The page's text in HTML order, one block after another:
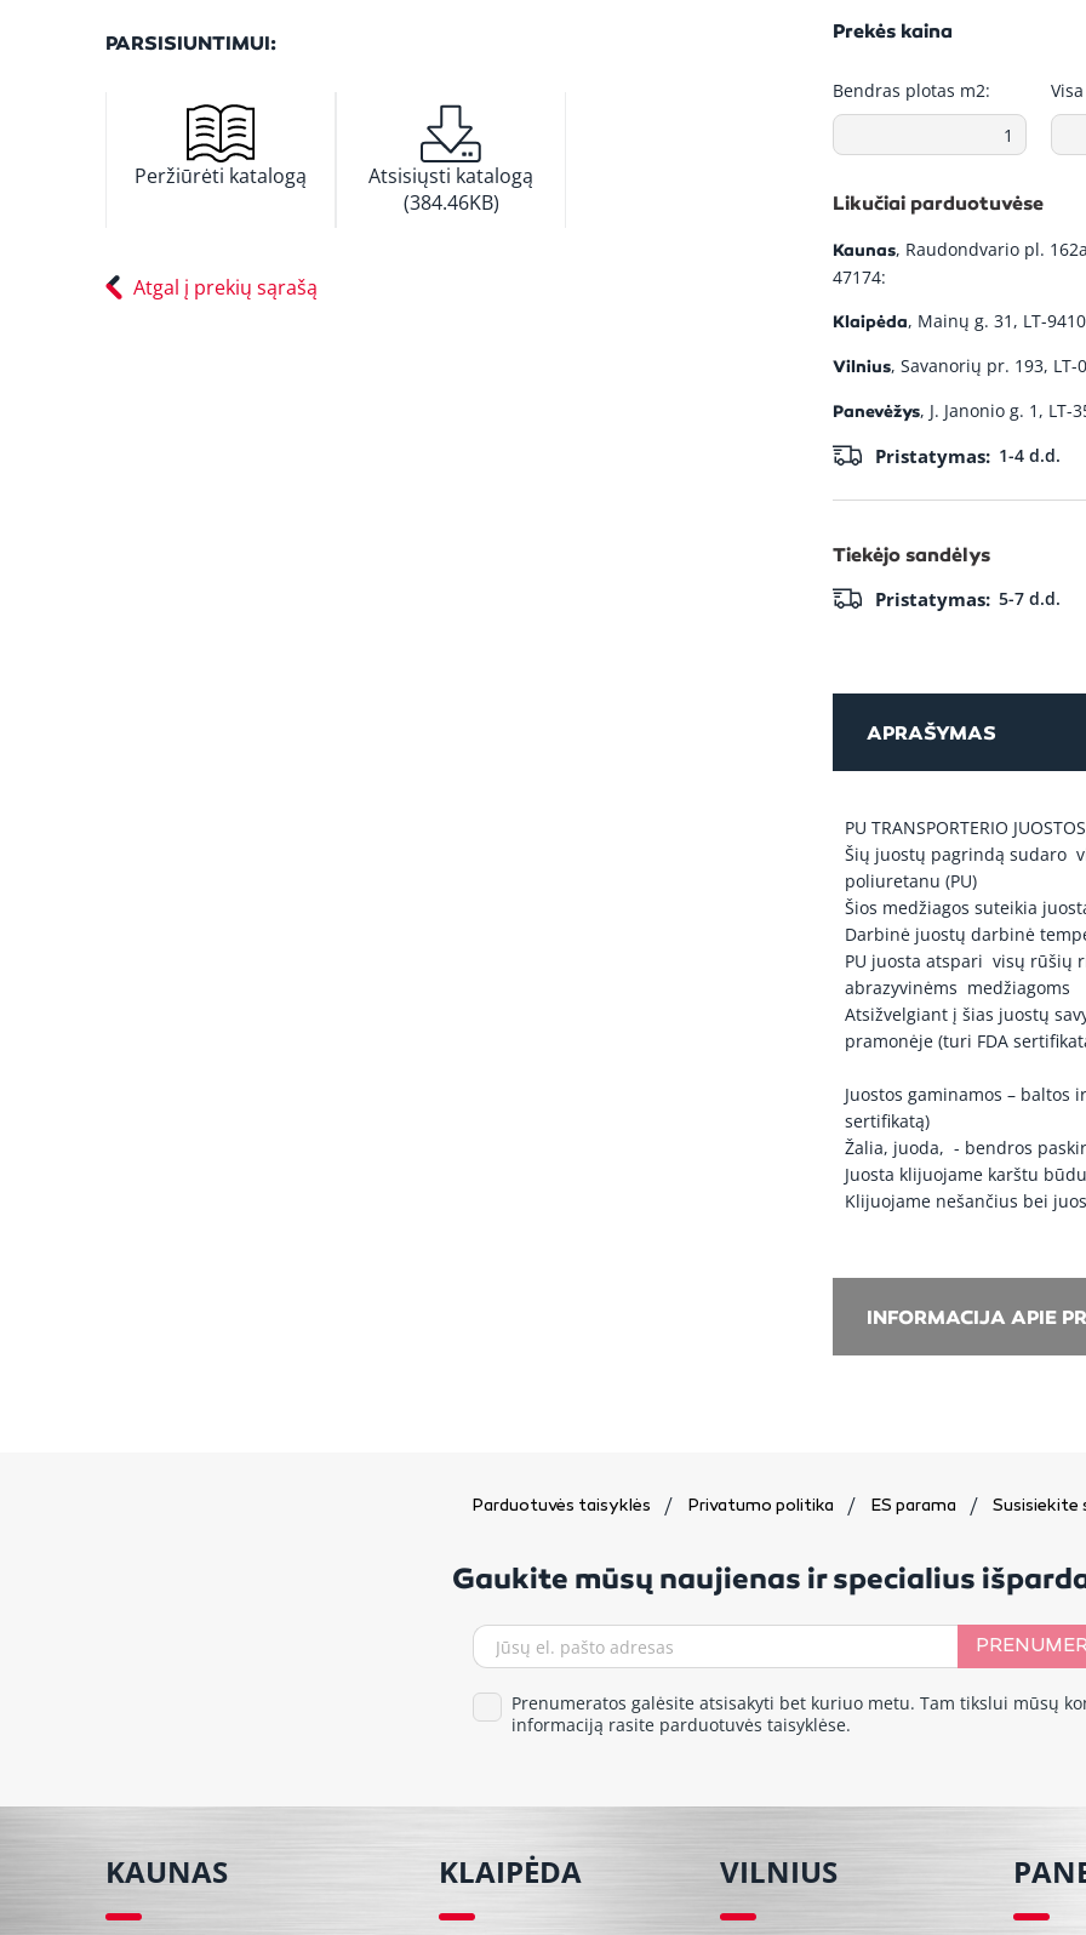
PARSISIUNTIMUI:
Peržiūrėti katalogą
Atsisiųsti katalogą
(384.46KB)
Atgal į prekių sąrašą
Foto
Anker
600W
jungtis
Alligator
NC187-C
Alligator
C troselis
C INOX 125
Alligator
Alligator
NCS62-C
troselis
NC-1000-
troselis
NC-800-1
Prekės kaina
Bendras plotas m2:
Likučiai parduotuvėse
Kaunas, Raudondvario pl.
47174:
Klaipėda, Mainų g. 31, LT-
Vilnius, Savanorių pr. 193, LT-
Panevėžys, J. Janonio g. 1, LT-
Pristatymas: 1-4 d.d.
Tiekėjo sandėlys
Pristatymas: 5-7 d.d.
APRAŠYMAS
PU TRANSPORTERIO JUOSTOS
Šių juostų pagrindą sudaro
poliuretanu (PU)
Šios medžiagos suteikia
Darbinė juostų darbinė
PU juosta atspari visų rūšių
abrazyvinėms medžiagoms
Atsižvelgiant į šias juostų
pramonėje (turi FDA
Juostos gaminamos –
sertifikatą)
Žalia, juoda, - bendros
Juosta klijuojame karštu
Klijuojame nešančius bei
INFORMACIJA APIE
Parduotuvės taisyklės Privatumo politika ES parama Susisiekite
Gaukite mūsų naujienas ir specialius
Prenumeratos galėsite atsisakyti bet kuriuo metu. Tam tikslui mūsų
informaciją rasite parduotuvės taisyklėse.
KAUNAS KLAIPĖDA VILNIUS